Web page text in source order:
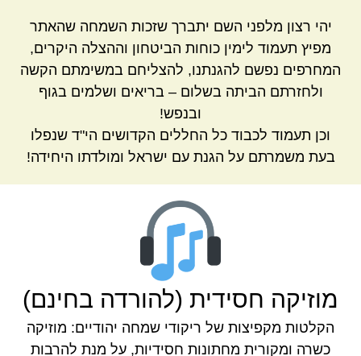
יהי רצון מלפני השם יתברך שזכות השמחה שהאתר
מפיץ תעמוד לימין כוחות הביטחון וההצלה היקרים,
המחרפים נפשם להגנתנו, להצליחם במשימתם הקשה
ולחזרתם הביתה בשלום – בריאים ושלמים בגוף
ובנפש!
וכן תעמוד לכבוד כל החללים הקדושים הי"ד שנפלו
בעת משמרתם על הגנת עם ישראל ומולדתו היחידה!
מוזיקה חסידית (להורדה בחינם)
הקלטות מקפיצות של ריקודי שמחה יהודיים: מוזיקה
כשרה ומקורית מחתונות חסידיות, על מנת להרבות